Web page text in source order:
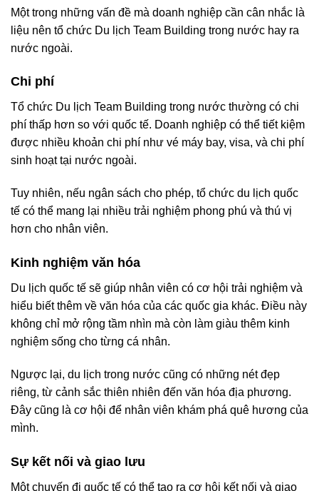
Một trong những vấn đề mà doanh nghiệp cần cân nhắc là
liệu nên tổ chức Du lịch Team Building trong nước hay ra
nước ngoài.
Chi phí
Tổ chức Du lịch Team Building trong nước thường có chi
phí thấp hơn so với quốc tế. Doanh nghiệp có thể tiết kiệm
được nhiều khoản chi phí như vé máy bay, visa, và chi phí
sinh hoạt tại nước ngoài.
Tuy nhiên, nếu ngân sách cho phép, tổ chức du lịch quốc
tế có thể mang lại nhiều trải nghiệm phong phú và thú vị
hơn cho nhân viên.
Kinh nghiệm văn hóa
Du lịch quốc tế sẽ giúp nhân viên có cơ hội trải nghiệm và
hiểu biết thêm về văn hóa của các quốc gia khác. Điều này
không chỉ mở rộng tầm nhìn mà còn làm giàu thêm kinh
nghiệm sống cho từng cá nhân.
Ngược lại, du lịch trong nước cũng có những nét đẹp
riêng, từ cảnh sắc thiên nhiên đến văn hóa địa phương.
Đây cũng là cơ hội để nhân viên khám phá quê hương của
mình.
Sự kết nối và giao lưu
Một chuyến đi quốc tế có thể tạo ra cơ hội kết nối và giao